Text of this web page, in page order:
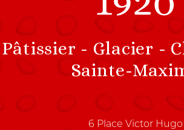
Pâtissier - Glacier -
Sainte-
Charles
6 Place Victor Hugo